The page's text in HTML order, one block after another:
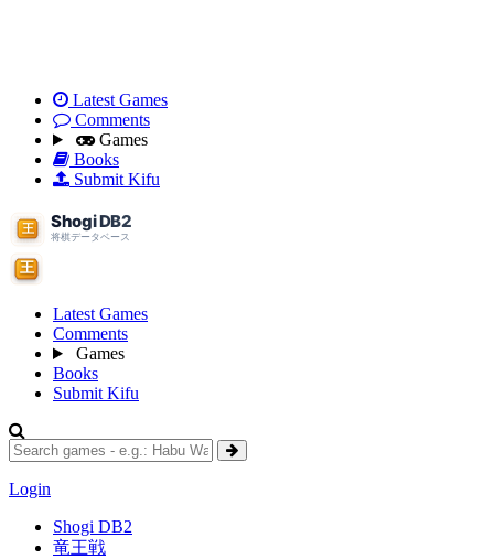
Latest Games
Comments
Games
Books
Submit Kifu
Latest Games
Comments
Games
Books
Submit Kifu
Login
Shogi DB2
竜王戦